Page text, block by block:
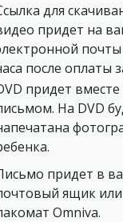
для
придет на
почты
после оплаты
придет вместе
На DVD
придет в
ящик
Omniva.